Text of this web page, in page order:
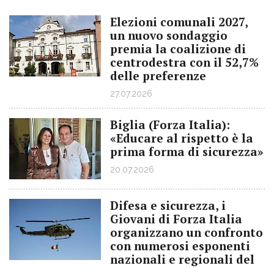
Elezioni comunali 2027,
un nuovo sondaggio
premia la coalizione di
centrodestra con il 52,7%
delle preferenze
27.07.2026
Biglia (Forza Italia):
«Educare al rispetto è la
prima forma di sicurezza»
20.07.2026
Difesa e sicurezza, i
Giovani di Forza Italia
organizzano un confronto
con numerosi esponenti
nazionali e regionali del